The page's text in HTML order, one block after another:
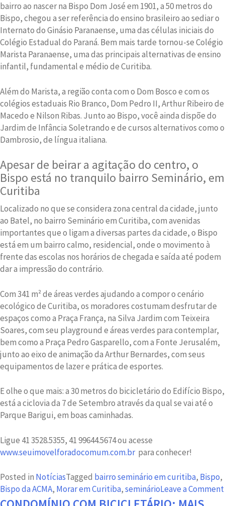
bairro ao nascer na Bispo Dom José em 1901, a 50 metros do
Bispo, chegou a ser referência do ensino brasileiro ao sediar o
Internato do Ginásio Paranaense, uma das células iniciais do
Colégio Estadual do Paraná. Bem mais tarde tornou-se Colégio
Marista Paranaense, uma das principais alternativas de ensino
infantil, fundamental e médio de Curitiba.
Além do Marista, a região conta com o Dom Bosco e com os
colégios estaduais Rio Branco, Dom Pedro II, Arthur Ribeiro de
Macedo e Nilson Ribas. Junto ao Bispo, você ainda dispõe do
Jardim de Infância Soletrando e de cursos alternativos como o
Dambrosio, de língua italiana.
Apesar de beirar a agitação do centro, o
Bispo está no tranquilo bairro Seminário, em
Curitiba
Localizado no que se considera zona central da cidade, junto
ao Batel, no bairro Seminário em Curitiba, com avenidas
importantes que o ligam a diversas partes da cidade, o Bispo
está em um bairro calmo, residencial, onde o movimento à
frente das escolas nos horários de chegada e saída até podem
dar a impressão do contrário.
Com 341 m² de áreas verdes ajudando a compor o cenário
ecológico de Curitiba, os moradores costumam desfrutar de
espaços como a Praça França, na Silva Jardim com Teixeira
Soares, com seu playground e áreas verdes para contemplar,
bem como a Praça Pedro Gasparello, com a Fonte Jerusalém,
junto ao eixo de animação da Arthur Bernardes, com seus
equipamentos de lazer e prática de esportes.
E olhe o que mais: a 30 metros do bicicletário do Edifício Bispo,
está a ciclovia da 7 de Setembro através da qual se vai até o
Parque Barigui, em boas caminhadas.
Ligue 41 3528.5355, 41 99644.5674 ou acesse
www.seuimovelforadocomum.com.brpara conhecer!
Posted in NotíciasTagged bairro seminário em curitiba, Bispo,
Bispo da ACMA, Morar em Curitiba,seminárioLeave a Comment